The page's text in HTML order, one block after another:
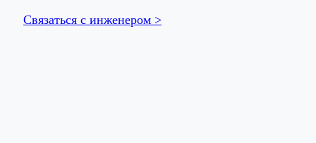
Связаться с инженером >